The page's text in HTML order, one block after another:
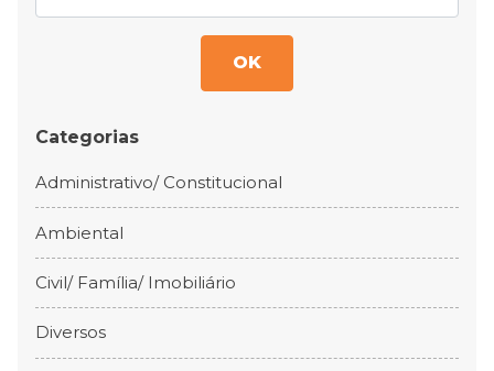
OK
Categorias
Administrativo/ Constitucional
Ambiental
Civil/ Família/ Imobiliário
Diversos